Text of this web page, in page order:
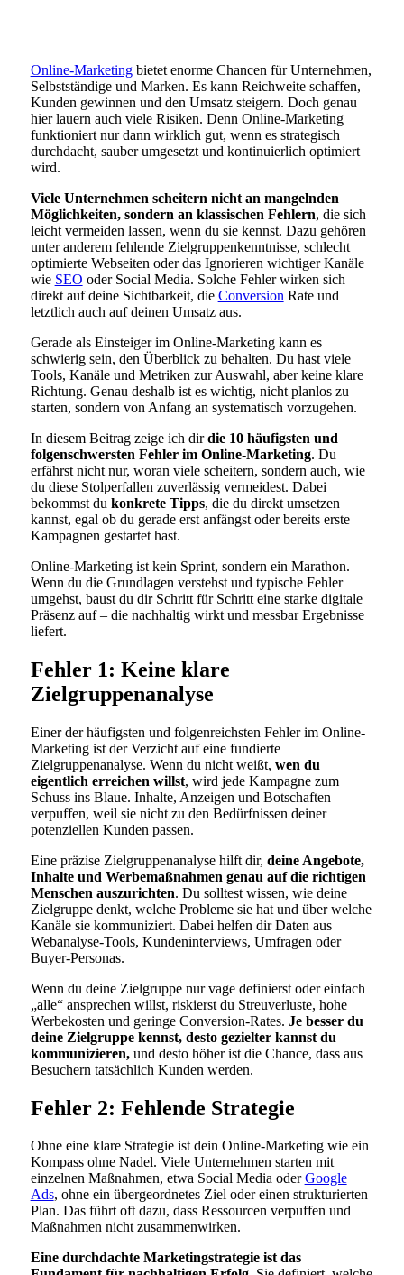
Online-Marketingbietet enorme Chancen für Unternehmen,
Selbstständige und Marken. Es kann Reichweite schaffen,
Kunden gewinnen und den Umsatz steigern. Doch genau
hier lauern auch viele Risiken. Denn Online-Marketing
funktioniert nur dann wirklich gut, wenn es strategisch
durchdacht, sauber umgesetzt und kontinuierlich optimiert
wird.
Viele Unternehmen scheitern nicht an mangelnden
Möglichkeiten, sondern an klassischen Fehlern, die sich
leicht vermeiden lassen, wenn du sie kennst. Dazu gehören
unter anderem fehlende Zielgruppenkenntnisse, schlecht
optimierte Webseiten oder das Ignorieren wichtiger Kanäle
wie SEO oder Social Media. Solche Fehler wirken sich
direkt auf deine Sichtbarkeit, die Conversion Rate und
letztlich auch auf deinen Umsatz aus.
Gerade als Einsteiger im Online-Marketing kann es
schwierig sein, den Überblick zu behalten. Du hast viele
Tools, Kanäle und Metriken zur Auswahl, aber keine klare
Richtung. Genau deshalb ist es wichtig, nicht planlos zu
starten, sondern von Anfang an systematisch vorzugehen.
In diesem Beitrag zeige ich dirdie 10 häufigsten und
folgenschwersten Fehler im Online-Marketing. Du
erfährst nicht nur, woran viele scheitern, sondern auch, wie
du diese Stolperfallen zuverlässig vermeidest. Dabei
bekommst du konkrete Tipps, die du direkt umsetzen
kannst, egal ob du gerade erst anfängst oder bereits erste
Kampagnen gestartet hast.
Online-Marketing ist kein Sprint, sondern ein Marathon.
Wenn du die Grundlagen verstehst und typische Fehler
umgehst, baust du dir Schritt für Schritt eine starke digitale
Präsenz auf – die nachhaltig wirkt und messbar Ergebnisse
liefert.
Fehler 1: Keine klare
Zielgruppenanalyse
Einer der häufigsten und folgenreichsten Fehler im Online-
Marketing ist der Verzicht auf eine fundierte
Zielgruppenanalyse. Wenn du nicht weißt, wen du
eigentlich erreichen willst, wird jede Kampagne zum
Schuss ins Blaue. Inhalte, Anzeigen und Botschaften
verpuffen, weil sie nicht zu den Bedürfnissen deiner
potenziellen Kunden passen.
Eine präzise Zielgruppenanalyse hilft dir, deine Angebote,
Inhalte und Werbemaßnahmen genau auf die richtigen
Menschen auszurichten. Du solltest wissen, wie deine
Zielgruppe denkt, welche Probleme sie hat und über welche
Kanäle sie kommuniziert. Dabei helfen dir Daten aus
Webanalyse-Tools, Kundeninterviews, Umfragen oder
Buyer-Personas.
Wenn du deine Zielgruppe nur vage definierst oder einfach
„alle“ ansprechen willst, riskierst du Streuverluste, hohe
Werbekosten und geringe Conversion-Rates. Je besser du
deine Zielgruppe kennst, desto gezielter kannst du
kommunizieren,und desto höher ist die Chance, dass aus
Besuchern tatsächlich Kunden werden.
Fehler 2: Fehlende Strategie
Ohne eine klare Strategie ist dein Online-Marketing wie ein
Kompass ohne Nadel. Viele Unternehmen starten mit
einzelnen Maßnahmen, etwa Social Media oderGoogle
Ads, ohne ein übergeordnetes Ziel oder einen strukturierten
Plan. Das führt oft dazu, dass Ressourcen verpuffen und
Maßnahmen nicht zusammenwirken.
Eine durchdachte Marketingstrategie ist das